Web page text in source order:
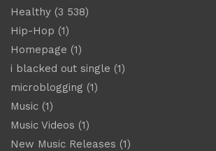
Healthy (3 538)
Hip-Hop (1)
Homepage (1)
i blacked out single (1)
microblogging (1)
Music (1)
Music Videos (1)
New Music Releases (1)